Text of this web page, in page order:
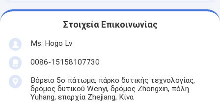
Στοιχεία Επικοινωνίας
Ms. Hogo Lv
0086-15158107730
Βόρειο 5ο πάτωμα, πάρκο δυτικής τεχνολογίας,
δρόμος δυτικού Wenyi, δρόμος Zhongxin, πόλη
Yuhang, επαρχία Zhejiang, Κίνα